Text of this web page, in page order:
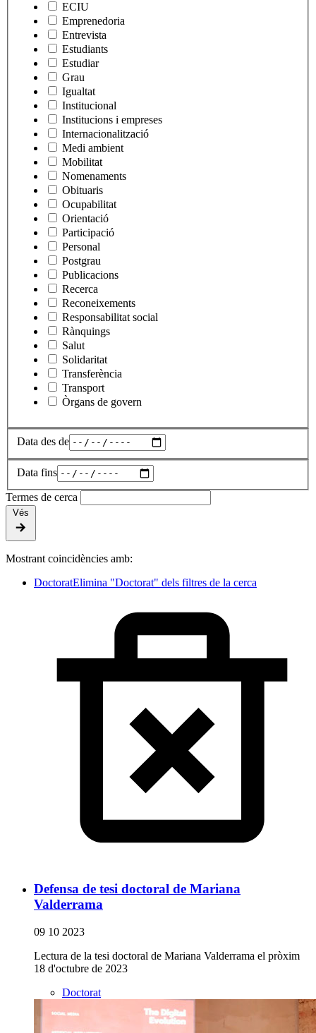
ECIU
Emprenedoria
Entrevista
Estudiants
Estudiar
Grau
Igualtat
Institucional
Institucions i empreses
Internacionalització
Medi ambient
Mobilitat
Nomenaments
Obituaris
Ocupabilitat
Orientació
Participació
Personal
Postgrau
Publicacions
Recerca
Reconeixements
Responsabilitat social
Rànquings
Salut
Solidaritat
Transferència
Transport
Òrgans de govern
Data des de
Data fins
Termes de cerca
Vés
Mostrant coincidències amb:
DoctoratElimina "Doctorat" dels filtres de la cerca
Defensa de tesi doctoral de Mariana
Valderrama
09 10 2023
Lectura de la tesi doctoral de Mariana Valderrama el pròxim
18 d'octubre de 2023
Doctorat